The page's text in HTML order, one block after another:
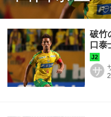
破竹
口
復帰
にい
ブ」
サ